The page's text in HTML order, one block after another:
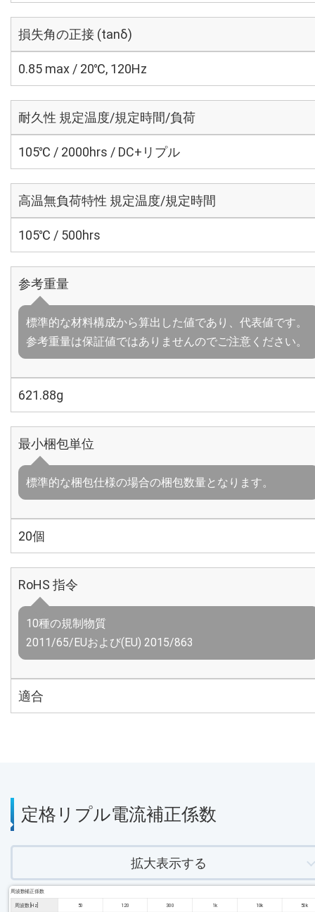
損失角の正接 (tanδ)
0.85 max / 20℃, 120Hz
耐久性 規定温度/規定時間/負荷
105℃ / 2000hrs / DC+リプル
高温無負荷特性 規定温度/規定時間
105℃ / 500hrs
参考重量
標準的な材料構成から算出した値であり、代表値です。
参考重量は保証値ではありませんのでご注意ください。
621.88g
最小梱包単位
標準的な梱包仕様の場合の梱包数量となります。
20個
RoHS 指令
10種の規制物質
2011/65/EUおよび(EU) 2015/863
適合
定格リプル電流補正係数
拡大表示する
周波数補正係数
周波数 [Hz] 50 120 300 1k 10k 50k